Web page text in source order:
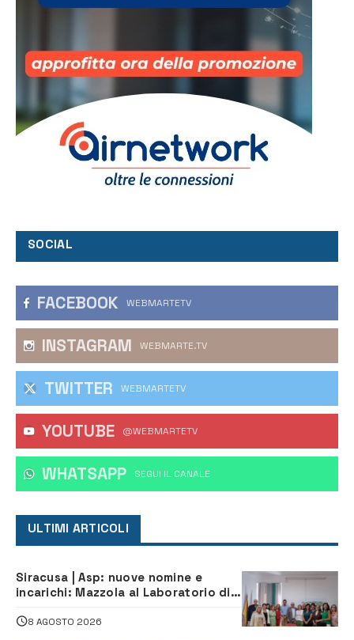
SOCIAL
FACEBOOK WEBMARTETV
INSTAGRAM WEBMARTE.TV
TWITTER WEBMARTETV
YOUTUBE @WEBMARTETV
WHATSAPP ‎SEGUI IL CANALE
ULTIMI ARTICOLI
Siracusa | Asp: nuove nomine e
incarichi: Mazzola al Laboratorio di
Servizio Legale
8 AGOSTO 2026